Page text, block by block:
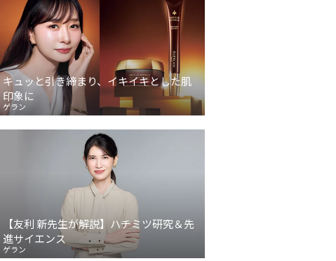
キュッと引き締まり、イキイキとした肌
印象に
ゲラン
【友利 新先生が解説】ハチミツ研究＆先
進サイエンス
ゲラン